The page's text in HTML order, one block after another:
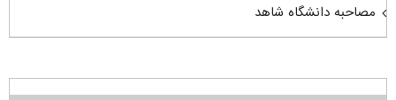
مصاحبه دانشگاه شاهد